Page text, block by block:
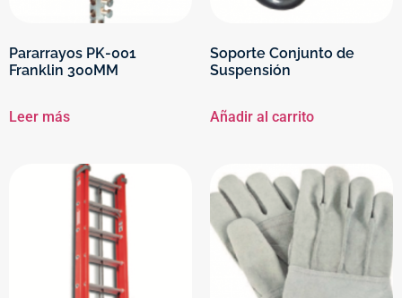
Pararrayos PK-001
Franklin 300MM
Leer más
Soporte Conjunto de
Suspensión
Añadir al carrito